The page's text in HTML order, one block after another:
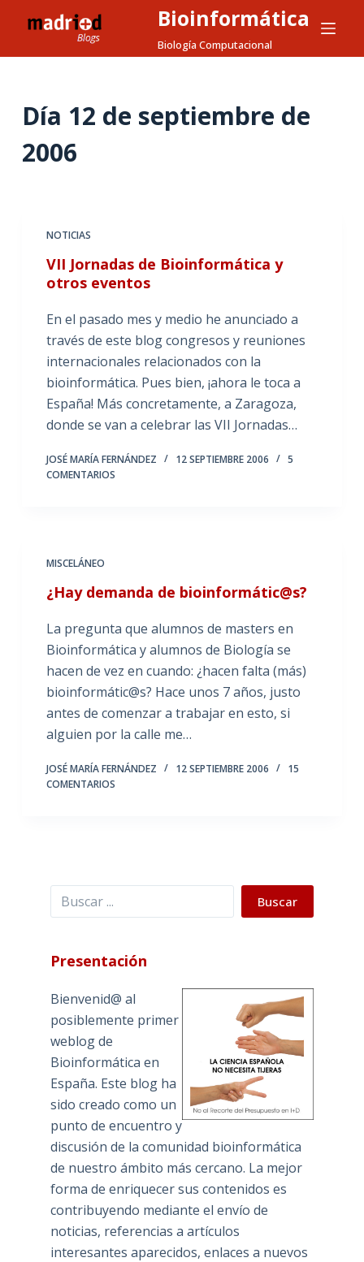
l
a
Bioinformática
Biología Computacional
Día 12 de septiembre de
2006
NOTICIAS
VII Jornadas de Bioinformática y
otros eventos
En el pasado mes y medio he anunciado a
través de este blog congresos y reuniones
internacionales relacionados con la
bioinformática. Pues bien, ¡ahora le toca a
España! Más concretamente, a Zaragoza,
donde se van a celebrar las VII Jornadas…
JOSÉ MARÍA FERNÁNDEZ 12 SEPTIEMBRE 2006
5
COMENTARIOS
MISCELÁNEO
¿Hay demanda de bioinformátic@s?
La pregunta que alumnos de masters en
Bioinformática y alumnos de Biología se
hacen de vez en cuando: ¿hacen falta (más)
bioinformátic@s? Hace unos 7 años, justo
antes de comenzar a trabajar en esto, si
alguien por la calle me…
JOSÉ MARÍA FERNÁNDEZ 12 SEPTIEMBRE 2006
15
COMENTARIOS
Buscar Buscar
Presentación
Bienvenid@ al
posiblemente primer
weblog de
Bioinformática en
España. Este blog ha
sido creado como un
punto de encuentro y
discusión de la comunidad bioinformática
de nuestro ámbito más cercano. La mejor
forma de enriquecer sus contenidos es
contribuyendo mediante el envío de
noticias, referencias a artículos
interesantes aparecidos, enlaces a nuevos